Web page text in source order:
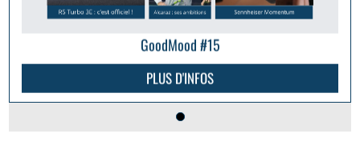
GoodMood #15
PLUS D'INFOS